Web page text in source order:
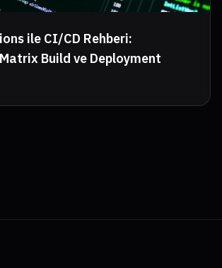
ile CI/CD Rehberi:
Build ve Deployment